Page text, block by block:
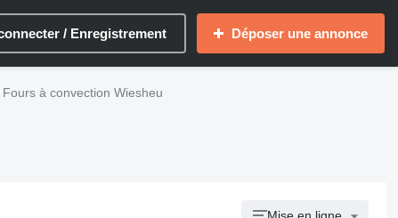
/ Enregistrement Déposer une annonce
Fours à convection Wiesheu